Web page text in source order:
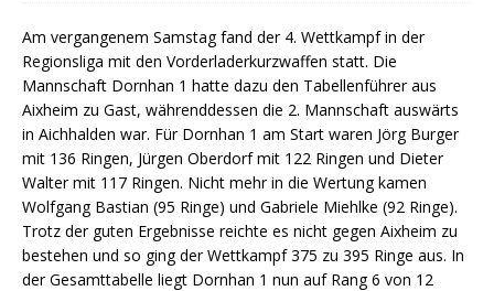
Am vergangenem Samstag fand der 4. Wettkampf in der
Regionsliga mit den Vorderladerkurzwaffen statt. Die
Mannschaft Dornhan 1 hatte dazu den Tabellenführer aus
Aixheim zu Gast, währenddessen die 2. Mannschaft auswärts
in Aichhalden war. Für Dornhan 1 am Start waren Jörg Burger
mit 136 Ringen, Jürgen Oberdorf mit 122 Ringen und Dieter
Walter mit 117 Ringen. Nicht mehr in die Wertung kamen
Wolfgang Bastian (95 Ringe) und Gabriele Miehlke (92 Ringe).
Trotz der guten Ergebnisse reichte es nicht gegen Aixheim zu
bestehen und so ging der Wettkampf 375 zu 395 Ringe aus. In
der Gesamttabelle liegt Dornhan 1 nun auf Rang 6 von 12